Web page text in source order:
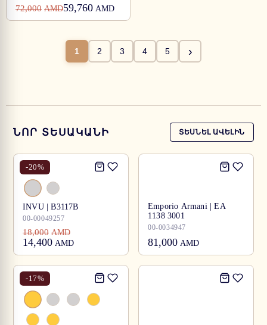
72,000 AMD59,760 AMD
1 2 3 4 5 ›
ՆՈՐ ՏԵՍԱԿԱՆԻ ՏԵՍՆԵԼ ԱՎԵԼԻՆ
-20%
INVU | B3117B
00-00049257
18,000 AMD
14,400 AMD
Emporio Armani | EA
1138 3001
00-0034947
81,000 AMD
-17%